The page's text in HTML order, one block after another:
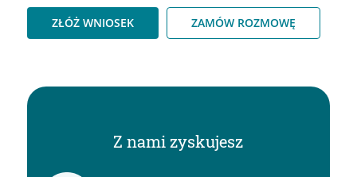
ZŁÓŻ WNIOSEK ZAMÓW ROZMOWĘ
Z nami zyskujesz